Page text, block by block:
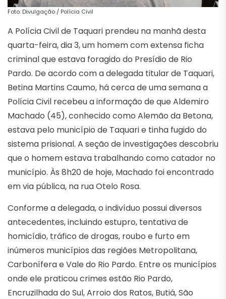
Foto: Divulgação / Polícia Civil
A Polícia Civil de Taquari prendeu na manhã desta
quarta-feira, dia 3, um homem com extensa ficha
criminal que estava foragido do Presídio de Rio
Pardo. De acordo com a delegada titular de Taquari,
Betina Martins Caumo, há cerca de uma semana a
Polícia Civil recebeu a informação de que Aldemiro
Machado (45), conhecido como Alemão da Betona,
estava pelo município de Taquari e tinha fugido do
sistema prisional. A seção de investigações descobriu
que o homem estava trabalhando como catador no
município. Às 8h20 de hoje, Machado foi encontrado
em via pública, na rua Otelo Rosa.
Conforme a delegada, o indivíduo possui diversos
antecedentes, incluindo estupro, tentativa de
homicídio, tráfico de drogas, roubo e furto em
inúmeros municípios das regiões Metropolitana,
Carbonífera e Vale do Rio Pardo. Entre os municípios
onde ele praticou crimes estão Rio Pardo,
Encruzilhada do Sul, Arroio dos Ratos, Butiá, São